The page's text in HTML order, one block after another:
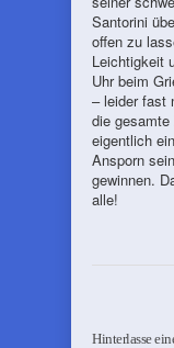
Santorini
offen zu
Leichtigkeit
Uhr beim
– leider fast
die
eigentlich
Ansporn
gewinnen.
alle!
Hinterlasse